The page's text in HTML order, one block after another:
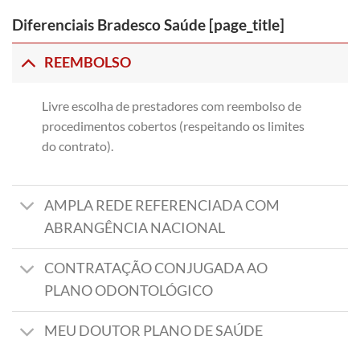
Diferenciais Bradesco Saúde [page_title]
REEMBOLSO
Livre escolha de prestadores com reembolso de
procedimentos cobertos (respeitando os limites
do contrato).
AMPLA REDE REFERENCIADA COM
ABRANGÊNCIA NACIONAL
CONTRATAÇÃO CONJUGADA AO
PLANO ODONTOLÓGICO
MEU DOUTOR PLANO DE SAÚDE